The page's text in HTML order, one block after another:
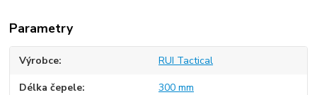
Parametry
Výrobce RUI Tactical
Délka čepele 300 mm